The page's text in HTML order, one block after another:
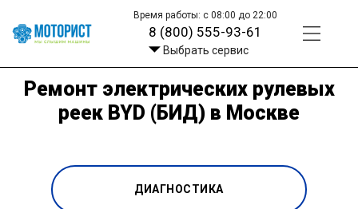
Время работы: с 08:00 до 22:00
8 (800) 555-93-61
Выбрать сервис
Ремонт электрических рулевых
реек BYD (БИД) в Москве
ДИАГНОСТИКА